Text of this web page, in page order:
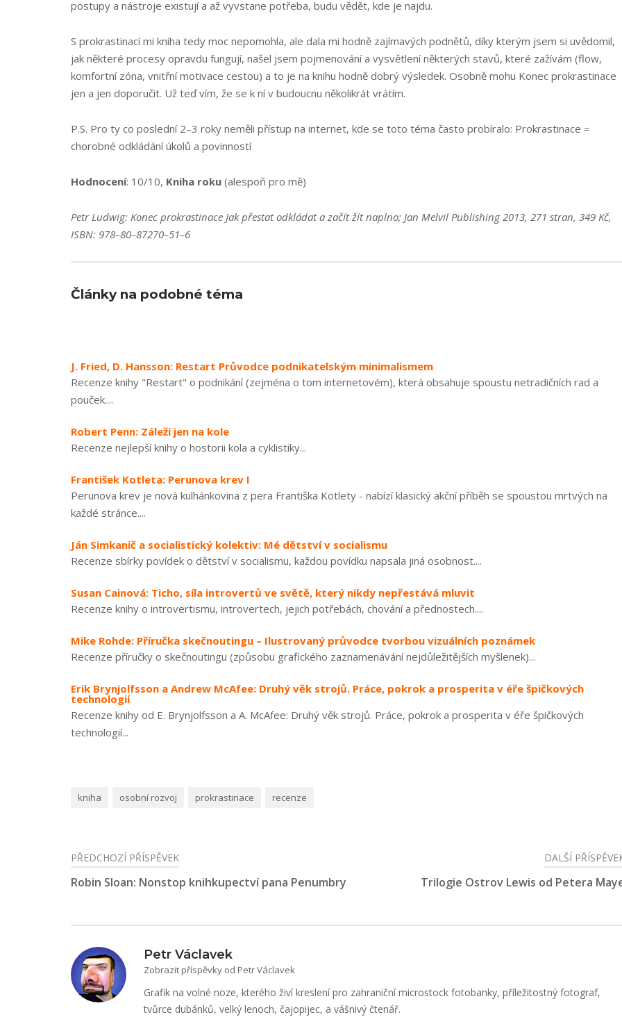
postupy a nástroje existují a až vyvstane potřeba, budu vědět, kde je najdu.
S prokrastinací mi kniha tedy moc nepomohla, ale dala mi hodně zajímavých podnětů, díky kterým jsem si uvědomil,
jak některé procesy opravdu fungují, našel jsem pojmenování a vysvětlení některých stavů, které zažívám (flow,
komfortní zóna, vnitřní motivace cestou) a to je na knihu hodně dobrý výsledek. Osobně mohu Konec prokrastinace
jen a jen doporučit. Už teď vím, že se k ní v budoucnu několikrát vrátím.
P.S. Pro ty co poslední 2–3 roky neměli přístup na internet, kde se toto téma často probíralo: Prokrastinace =
chorobné odkládání úkolů a povinností
Hodnocení: 10/10, Kniha roku (alespoň pro mě)
Petr Ludwig: Konec prokrastinace Jak přestat odkládat a začít žít naplno; Jan Melvil Publishing 2013, 271 stran, 349 Kč,
ISBN: 978–80–87270–51–6
Články na podobné téma
J. Fried, D. Hansson: Restart Průvodce podnikatelským minimalismem
Recenze knihy "Restart" o podnikání (zejména o tom internetovém), která obsahuje spoustu netradičních rad a
pouček....
Robert Penn: Záleží jen na kole
Recenze nejlepší knihy o hostorii kola a cyklistiky...
František Kotleta: Perunova krev I
Perunova krev je nová kulhánkovina z pera Františka Kotlety - nabízí klasický akční příběh se spoustou mrtvých na
každé stránce....
Ján Simkanič a socialistický kolektiv: Mé dětství v socialismu
Recenze sbírky povídek o dětství v socialismu, každou povídku napsala jiná osobnost....
Susan Cainová: Ticho, síla introvertů ve světě, který nikdy nepřestává mluvit
Recenze knihy o introvertismu, introvertech, jejich potřebách, chování a přednostech....
Mike Rohde: Příručka skečnoutingu – Ilustrovaný průvodce tvorbou vizuálních poznámek
Recenze příručky o skečnoutingu (způsobu grafického zaznamenávání nejdůležitějších myšlenek)...
Erik Brynjolfsson a Andrew McAfee: Druhý věk strojů. Práce, pokrok a prosperita v éře špičkových
technologií
Recenze knihy od E. Brynjolfsson a A. McAfee: Druhý věk strojů. Práce, pokrok a prosperita v éře špičkových
technologií...
kniha osobní rozvoj prokrastinace recenze
Navigace
pro
příspěvek
PŘEDCHOZÍ PŘÍSPĚVEK
Robin Sloan: Nonstop knihkupectví pana Penumbry
DALŠÍ
Trilogie Ostrov Lewis od Petera
Petr Václavek
Zobrazit příspěvky od Petr Václavek
Grafik na volné noze, kterého živí kreslení pro zahraniční microstock fotobanky, příležitostný fotograf,
tvůrce dubánků, velký lenoch, čajopijec, a vášnivý čtenář.